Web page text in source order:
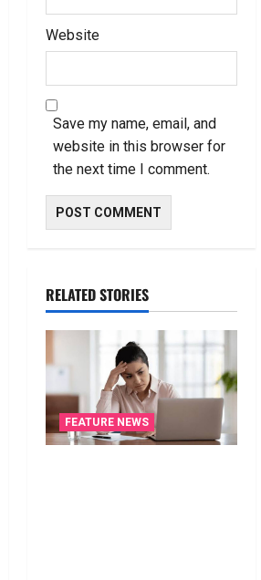
Website
Save my name, email, and
website in this browser for
the next time I comment.
RELATED STORIES
FEATURE NEWS